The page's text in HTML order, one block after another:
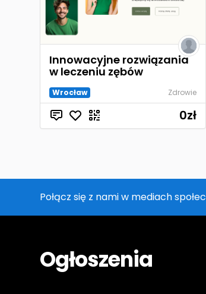
Innowacyjne rozwiązania
w leczeniu zębów
Wrocław Zdrowie
0zł
Połącz się z nami w mediach
Ogłoszenia